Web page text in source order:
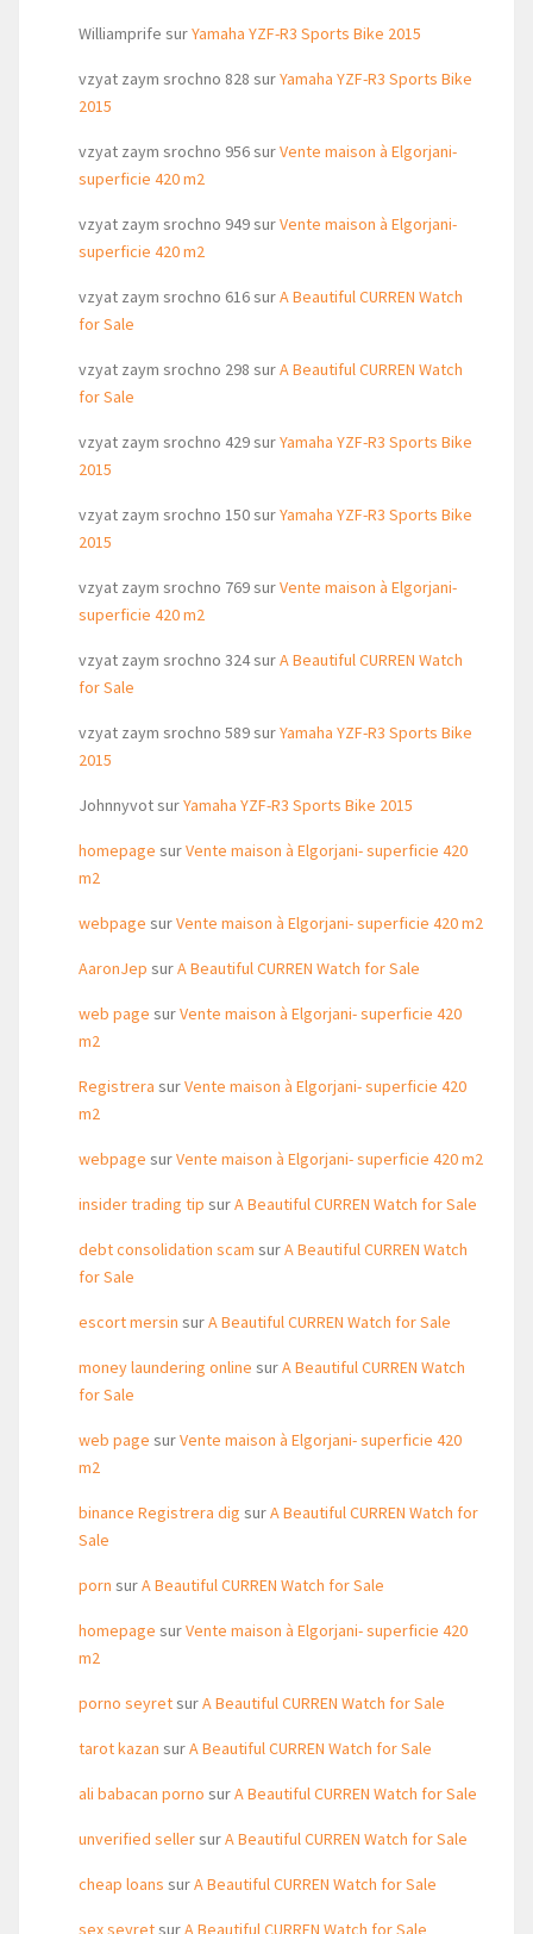
Williamprife surYamaha YZF-R3 Sports Bike 2015
vzyat zaym srochno 828 surYamaha YZF-R3 Sports Bike
2015
vzyat zaym srochno 956surVente maison à Elgorjani-
superficie 420 m2
vzyat zaym srochno 949surVente maison à Elgorjani-
superficie 420 m2
vzyat zaym srochno 616surA Beautiful CURREN Watch
for Sale
vzyat zaym srochno 298 surA Beautiful CURREN Watch
for Sale
vzyat zaym srochno 429surYamaha YZF-R3 Sports Bike
2015
vzyat zaym srochno 150surYamaha YZF-R3 Sports Bike
2015
vzyat zaym srochno 769surVente maison à Elgorjani-
superficie 420 m2
vzyat zaym srochno 324surA Beautiful CURREN Watch
for Sale
vzyat zaym srochno 589surYamaha YZF-R3 Sports Bike
2015
JohnnyvotsurYamaha YZF-R3 Sports Bike 2015
homepage surVente maison à Elgorjani- superficie 420
m2
webpage surVente maison à Elgorjani- superficie 420 m2
AaronJep surA Beautiful CURREN Watch for Sale
web page surVente maison à Elgorjani- superficie 420
m2
Registrera surVente maison à Elgorjani- superficie 420
m2
webpage surVente maison à Elgorjani- superficie 420 m2
insider trading tip surA Beautiful CURREN Watch for Sale
debt consolidation scam surA Beautiful CURREN Watch
for Sale
escort mersin surA Beautiful CURREN Watch for Sale
money laundering online surA Beautiful CURREN Watch
for Sale
web page surVente maison à Elgorjani- superficie 420
m2
binance Registrera dig surA Beautiful CURREN Watch for
Sale
porn surA Beautiful CURREN Watch for Sale
homepage surVente maison à Elgorjani- superficie 420
m2
porno seyretsurA Beautiful CURREN Watch for Sale
tarot kazan surA Beautiful CURREN Watch for Sale
ali babacan porno surA Beautiful CURREN Watch for Sale
unverified sellersurA Beautiful CURREN Watch for Sale
cheap loans surA Beautiful CURREN Watch for Sale
sex seyretsurA Beautiful CURREN Watch for Sale